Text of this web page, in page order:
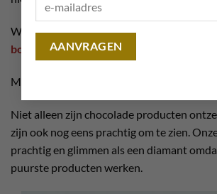
Wilt u dat wij de smaken kiezen? klik dan op
bonbons 6 stuks’ in de webshop.
Met de bonbons van
Niet alleen zijn chocolade producten
zijn ook nog eens prachtig om te zien.
prachtig en glimmen als een diamant
puurste producten werken.